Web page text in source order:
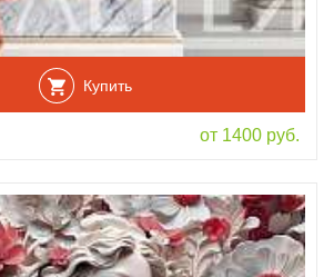
Купить
от 1400 руб.